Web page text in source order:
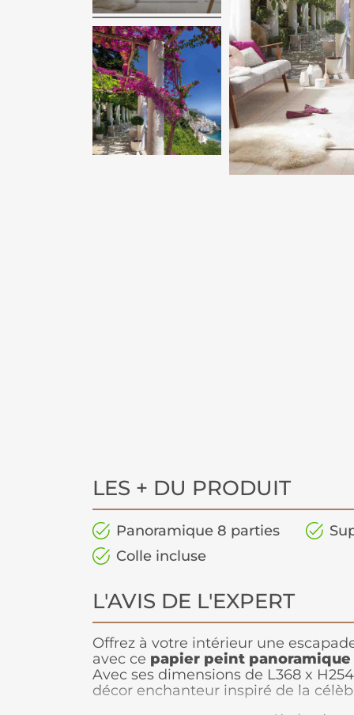
LES + DU PRODUIT
Panoramique 8 parties
Colle incluse
L'AVIS DE L'EXPERT
Offrez à votre intérieur une
avec ce papier peint panoramique
Avec ses dimensions de L368 x
décor enchanteur inspiré de la